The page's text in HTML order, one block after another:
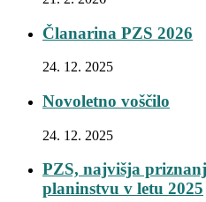
Članarina PZS 2026
24. 12. 2025
Novoletno voščilo
24. 12. 2025
PZS, najvišja
planinstvu v letu 2025